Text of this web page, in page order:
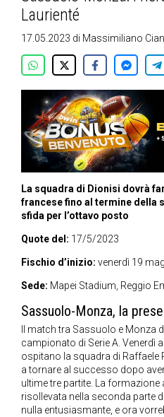
Laurienté
17.05.2023 di Massimiliano
La squadra di Dionisi dovrà
francese fino al termine della
sfida per l’ottavo posto
Quote del: 17/5/2023
Fischio d’inizio: venerdì 19
Sede: Mapei Stadium, Reggio
Sassuolo-Monza, la
Il match tra Sassuolo e Monza
campionato di Serie A. Venerdì
ospitano la squadra di Raffaele
a tornare al successo dopo
ultime tre partite. La
risollevata nella seconda parte
nulla entusiasmante, e ora